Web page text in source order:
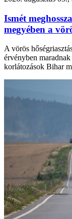
Ismét
megyében a
A vörös
érvényben
korlátozások Bihar